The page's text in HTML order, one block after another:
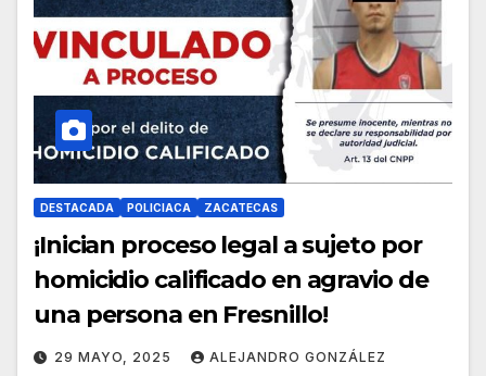
DESTACADA POLICIACA ZACATECAS
¡Inician proceso legal a sujeto por
homicidio calificado en agravio de
una persona en Fresnillo!
29 MAYO, 2025 ALEJANDRO GONZÁLEZ